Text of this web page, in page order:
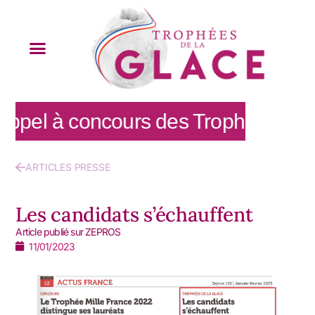
à concours des Trophées de
ARTICLES PRESSE
Les candidats s’échauffent
Article publié sur ZEPROS
11/01/2023